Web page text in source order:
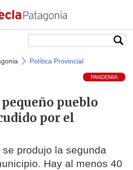
Política Provincial
PANDEMIA
pueblo
por el
produjo la segunda
Hay al menos 40